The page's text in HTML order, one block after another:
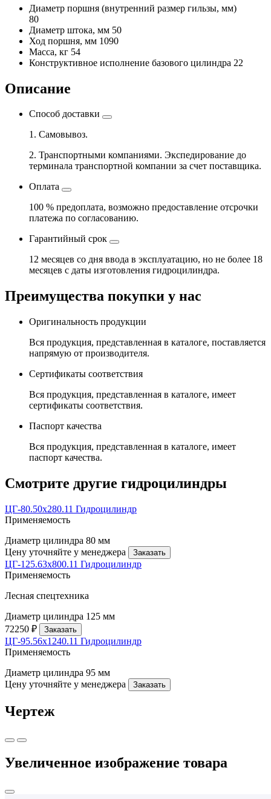
Диаметр поршня (внутренний размер гильзы, мм)
80
Диаметр штока, мм 50
Ход поршня, мм 1090
Масса, кг 54
Конструктивное исполнение базового цилиндра 22
Описание
Способ доставки
1. Самовывоз.
2. Транспортными компаниями. Экспедирование до
терминала транспортной компании за счет поставщика.
Оплата
100 % предоплата, возможно предоставление отсрочки
платежа по согласованию.
Гарантийный срок
12 месяцев со дня ввода в эксплуатацию, но не более 18
месяцев с даты изготовления гидроцилиндра.
Преимущества покупки у нас
Оригинальность продукции
Вся продукция, представленная в каталоге, поставляется
напрямую от производителя.
Сертификаты соответствия
Вся продукция, представленная в каталоге, имеет
сертификаты соответствия.
Паспорт качества
Вся продукция, представленная в каталоге, имеет
паспорт качества.
Смотрите другие гидроцилиндры
ЦГ-80.50х280.11 Гидроцилиндр
Применяемость
Диаметр цилиндра 80 мм
Цену уточняйте у менеджера
Заказать
ЦГ-125.63х800.11 Гидроцилиндр
Применяемость
Лесная спецтехника
Диаметр цилиндра 125 мм
72250 ₽
Заказать
ЦГ-95.56х1240.11 Гидроцилиндр
Применяемость
Диаметр цилиндра 95 мм
Цену уточняйте у менеджера
Заказать
Чертеж
Увеличенное изображение товара